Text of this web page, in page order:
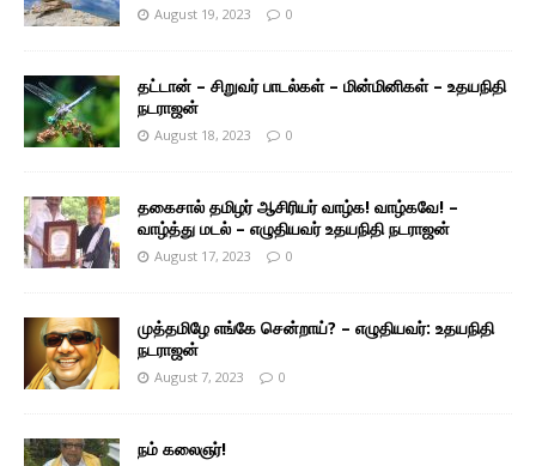
August 19, 2023 0
தட்டான் – சிறுவர் பாடல்கள் – மின்மினிகள் – உதயநிதி
நடராஜன்
August 18, 2023 0
தகைசால் தமிழர் ஆசிரியர் வாழ்க! வாழ்கவே! –
வாழ்த்து மடல் – எழுதியவர் உதயநிதி நடராஜன்
August 17, 2023 0
முத்தமிழே எங்கே சென்றாய்? – எழுதியவர்: உதயநிதி
நடராஜன்
August 7, 2023 0
நம் கலைஞர்!